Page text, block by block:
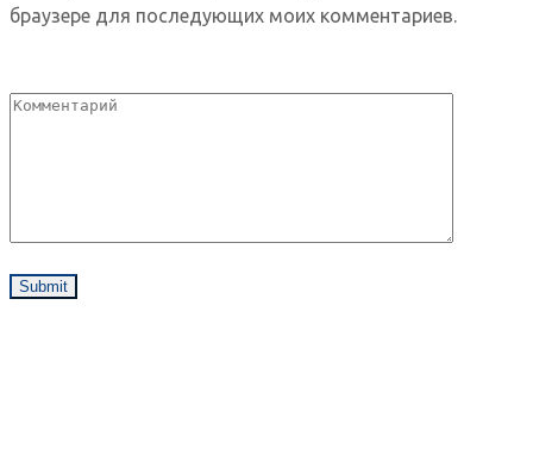
браузере для последующих моих комментариев.